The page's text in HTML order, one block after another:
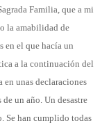
Familia, que a mi
la amabilidad de
en el que hacía un
a la continuación del
unas declaraciones
un año. Un desastre
Se han cumplido todas